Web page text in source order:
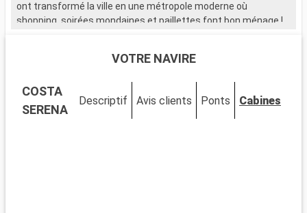
ont transformé la ville en une métropole moderne où
shopping, soirées mondaines et paillettes font bon ménage !
VOTRE NAVIRE
COSTA
SERENA
Descriptif Avis clients Ponts Cabines